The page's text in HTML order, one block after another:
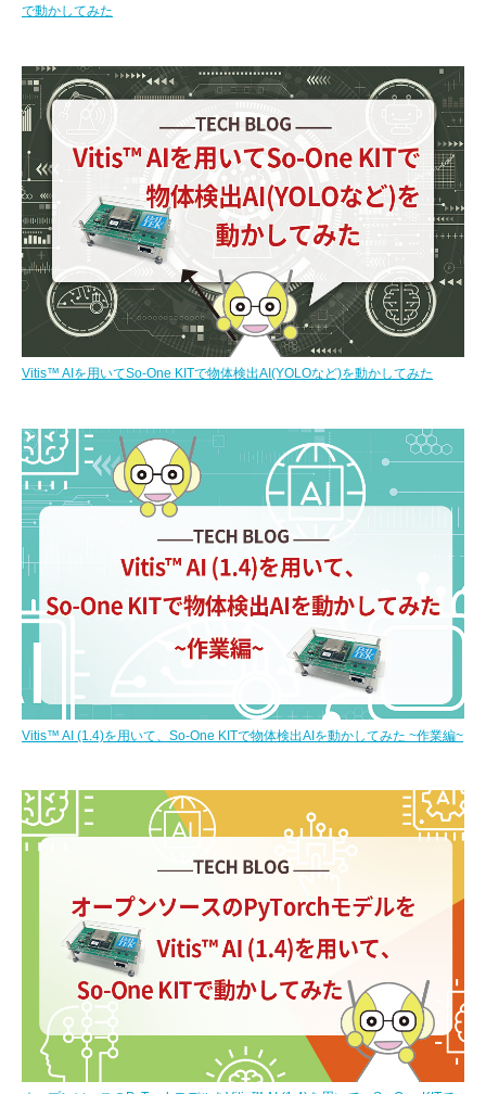
で動かしてみた
Vitis™ AIを用いてSo-One KITで物体検出AI(YOLOなど)を動かしてみた
Vitis™ AI (1.4)を用いて、So-One KITで物体検出AIを動かしてみた ~作業編~